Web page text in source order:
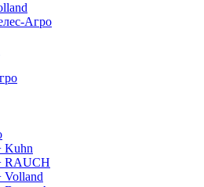
Агро
Kuhn
RAUCH
Volland